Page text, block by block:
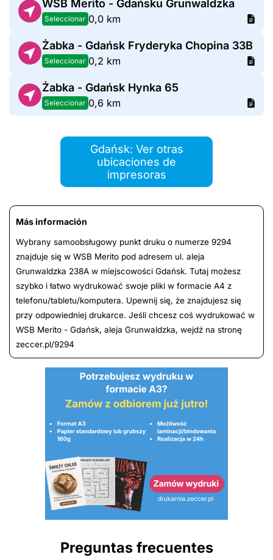
WSB Merito - Gdańsku Grunwaldzka
Seleccionar 0,0 km
Żabka - Gdańsk Fryderyka Chopina 33B
Seleccionar 0,2 km
Żabka - Gdańsk Hynka 65
Seleccionar 0,6 km
Gdańsk: Ver otras
ubicaciones de
impresoras
Más información
Wybrany samoobsługowy punkt druku o numerze 9294
znajduje się w WSB Merito pod adresem ul. aleja
Grunwaldzka 238A w miejscowości Gdańsk. Tutaj możesz
szybko i łatwo wydrukować swoje pliki w formacie A4 z
telefonu/tabletu/komputera. Upewnij się, że znajdujesz się
przy odpowiedniej drukarce. Jeśli chcesz coś wydrukować w
WSB Merito - Gdańsk, aleja Grunwaldzka, wejdź na stronę
zeccer.pl/9294
Preguntas frecuentes